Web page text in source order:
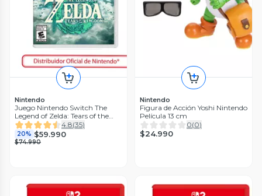
Nintendo
Juego Nintendo Switch The
Legend of Zelda: Tears of the
Kingdom
4.8(35)
20% $59.990
$74.990
Nintendo
Figura de Acción Yoshi Nintendo
Película 13 cm
0(0)
$24.990